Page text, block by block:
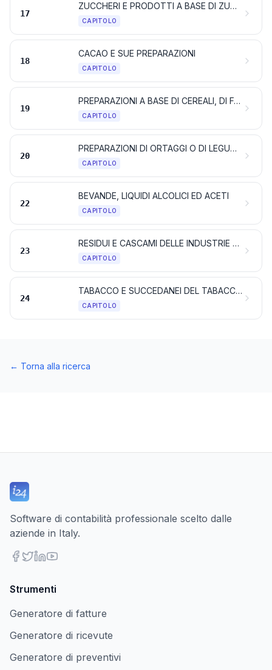
17
ZUCCHERI E PRODOTTI A BASE DI ZUCCHERI
CAPITOLO
18
CACAO E SUE PREPARAZIONI
CAPITOLO
19
PREPARAZIONI A BASE DI CEREALI, DI FARINE, DI AMIDI, DI FECOLE O DI LATTE; PRODOTTI DELLA PASTICCERIA
CAPITOLO
20
PREPARAZIONI DI ORTAGGI O DI LEGUMI, DI FRUTTA, DI FRUTTA A GUSCIO O DI ALTRE PARTI DI PIANTE
CAPITOLO
22
BEVANDE, LIQUIDI ALCOLICI ED ACETI
CAPITOLO
23
RESIDUI E CASCAMI DELLE INDUSTRIE ALIMENTARI; ALIMENTI PREPARATI PER GLI ANIMALI
CAPITOLO
24
TABACCO E SUCCEDANEI DEL TABACCO LAVORATI; PRODOTTI, ANCHE CONTENENTI NICOTINA, DESTINATI ALL'INALAZIONE SENZA COMBUSTIONE; ALTRI PRODOTTI CONTENENTI NICOTINA DESTINATI ALL'ASSUNZIONE DI NICOTINA NEL CORPO UMANO
CAPITOLO
← Torna alla ricerca
Software di contabilità professionale scelto dalle
aziende in Italy.
Strumenti
Generatore di fatture
Generatore di ricevute
Generatore di preventivi